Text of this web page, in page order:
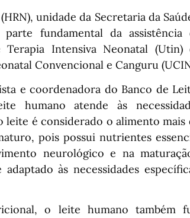
unidade da Secretaria da
fundamental da assistência
Intensiva Neonatal (Utin)
Convencional e Canguru
e coordenadora do Banco de
humano atende às
leite é considerado o alimento
pois possui nutrientes
neurológico e na
às necessidades
o leite humano também